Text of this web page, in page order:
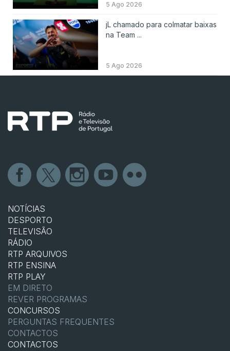
5 Ago 2026
jL chamado para colmatar baixas
na Team ...
5 Ago 2026
NOTÍCIAS
DESPORTO
TELEVISÃO
RÁDIO
RTP ARQUIVOS
RTP ENSINA
RTP PLAY
EM DIRETO
REVER PROGRAMAS
CONCURSOS
PERGUNTAS FREQUENTES
CONTACTOS
CONTACTOS